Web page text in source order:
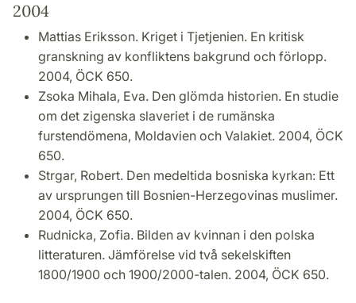
2004
Mattias Eriksson. Kriget i Tjetjenien. En kritisk
granskning av konfliktens bakgrund och förlopp.
2004, ÖCK 650.
Zsoka Mihala, Eva. Den glömda historien. En studie
om det zigenska slaveriet i de rumänska
furstendömena, Moldavien och Valakiet. 2004, ÖCK
650.
Strgar, Robert. Den medeltida bosniska kyrkan: Ett
av ursprungen till Bosnien-Herzegovinas muslimer.
2004, ÖCK 650.
Rudnicka, Zofia. Bilden av kvinnan i den polska
litteraturen. Jämförelse vid två sekelskiften
1800/1900 och 1900/2000-talen. 2004, ÖCK 650.